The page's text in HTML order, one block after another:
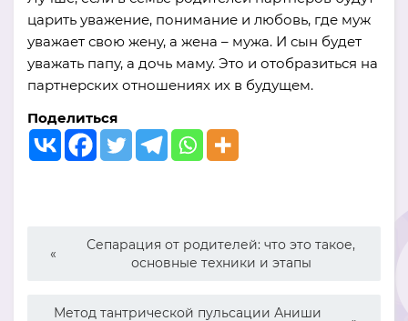
царить уважение, понимание и любовь, где муж
уважает свою жену, а жена – мужа. И сын будет
уважать папу, а дочь маму. Это и отобразиться на
партнерских отношениях их в будущем.
Поделиться
Сепарация от родителей: что это такое,
основные техники и этапы
Метод тантрической пульсации Аниши